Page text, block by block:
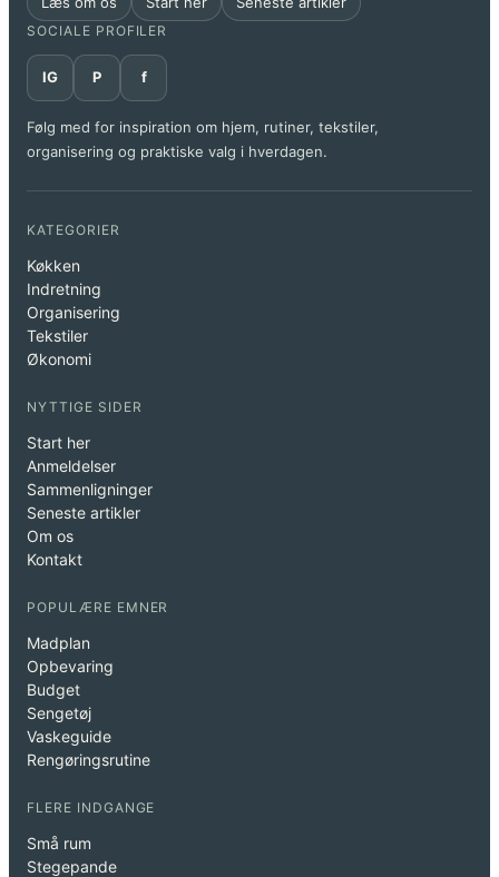
SOCIALE PROFILER
IG P f
Følg med for inspiration om hjem, rutiner, tekstiler,
organisering og praktiske valg i hverdagen.
KATEGORIER
Køkken
Indretning
Organisering
Tekstiler
Økonomi
NYTTIGE SIDER
Start her
Anmeldelser
Sammenligninger
Seneste artikler
Om os
Kontakt
POPULÆRE EMNER
Madplan
Opbevaring
Budget
Sengetøj
Vaskeguide
Rengøringsrutine
FLERE INDGANGE
Små rum
Stegepande